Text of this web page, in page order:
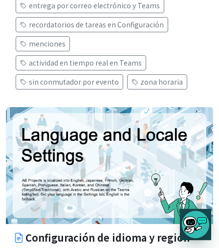
entrega por correo electrónico y Teams
recordatorios de tareas en Configuración
menciones
actividad en tiempo real en Teams
sin conmutador por evento
zona horaria
Configuración de idioma y región